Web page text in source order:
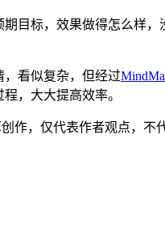
目标，效果做得怎么样
看似复杂，但经过
，大大提高效率。
创作，仅代表作者观点，不